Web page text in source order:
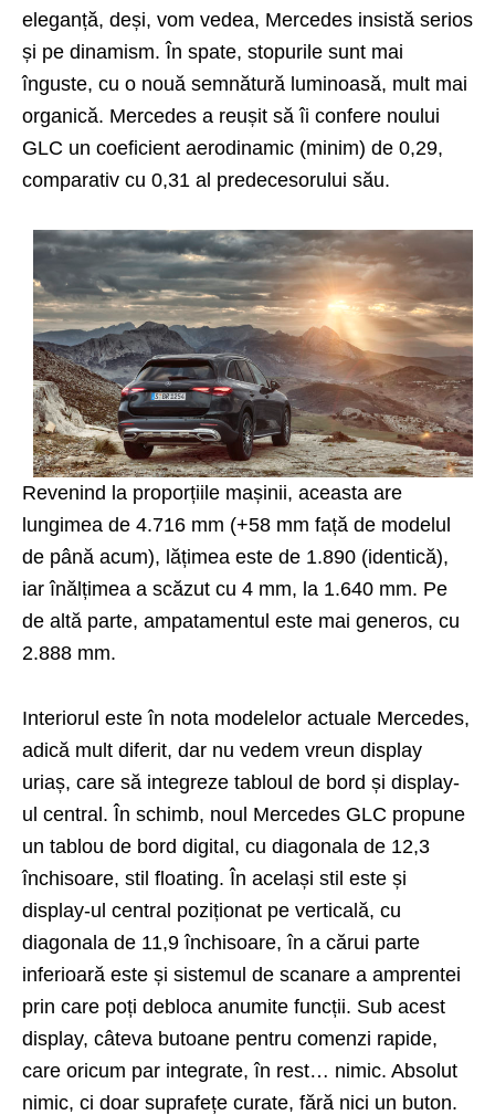
eleganță, deși, vom vedea, Mercedes insistă serios
și pe dinamism. În spate, stopurile sunt mai
înguste, cu o nouă semnătură luminoasă, mult mai
organică. Mercedes a reușit să îi confere noului
GLC un coeficient aerodinamic (minim) de 0,29,
comparativ cu 0,31 al predecesorului său.
Revenind la proporțiile mașinii, aceasta are
lungimea de 4.716 mm (+58 mm față de modelul
de până acum), lățimea este de 1.890 (identică),
iar înălțimea a scăzut cu 4 mm, la 1.640 mm. Pe
de altă parte, ampatamentul este mai generos, cu
2.888 mm.
Interiorul este în nota modelelor actuale Mercedes,
adică mult diferit, dar nu vedem vreun display
uriaș, care să integreze tabloul de bord și display-
ul central. În schimb, noul Mercedes GLC propune
un tablou de bord digital, cu diagonala de 12,3
închisoare, stil floating. În același stil este și
display-ul central poziționat pe verticală, cu
diagonala de 11,9 închisoare, în a cărui parte
inferioară este și sistemul de scanare a amprentei
prin care poți debloca anumite funcții. Sub acest
display, câteva butoane pentru comenzi rapide,
care oricum par integrate, în rest… nimic. Absolut
nimic, ci doar suprafețe curate, fără nici un buton.